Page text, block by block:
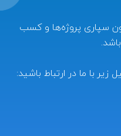
برون سپاری پروژه‌ها و کسب
زیر با ما در ارتباط باشید: